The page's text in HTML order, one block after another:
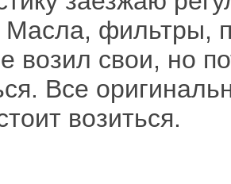
фильтры,
возил свои, но
Все
возиться.